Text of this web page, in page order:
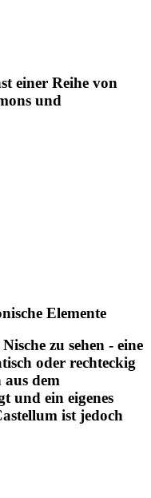
einer Reihe von
und
Elemente
zu sehen - eine
oder rechteckig
dem
und ein eigenes
ist jedoch